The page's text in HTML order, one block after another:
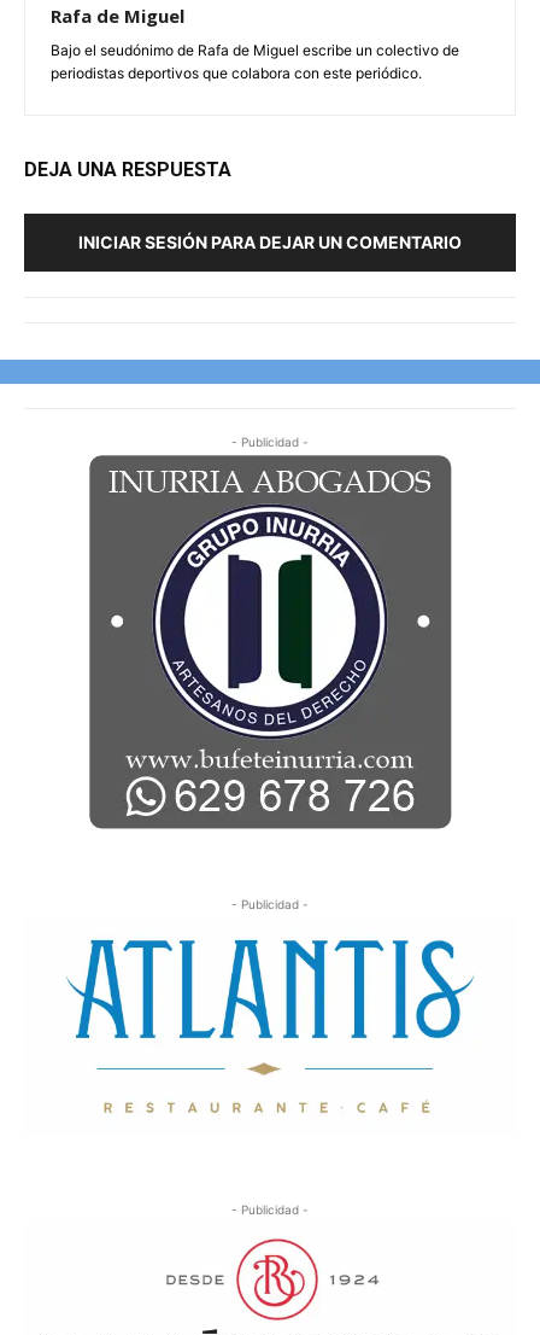
Rafa de Miguel
Bajo el seudónimo de Rafa de Miguel escribe un colectivo de
periodistas deportivos que colabora con este periódico.
DEJA UNA RESPUESTA
INICIAR SESIÓN PARA DEJAR UN COMENTARIO
- Publicidad -
- Publicidad -
- Publicidad -